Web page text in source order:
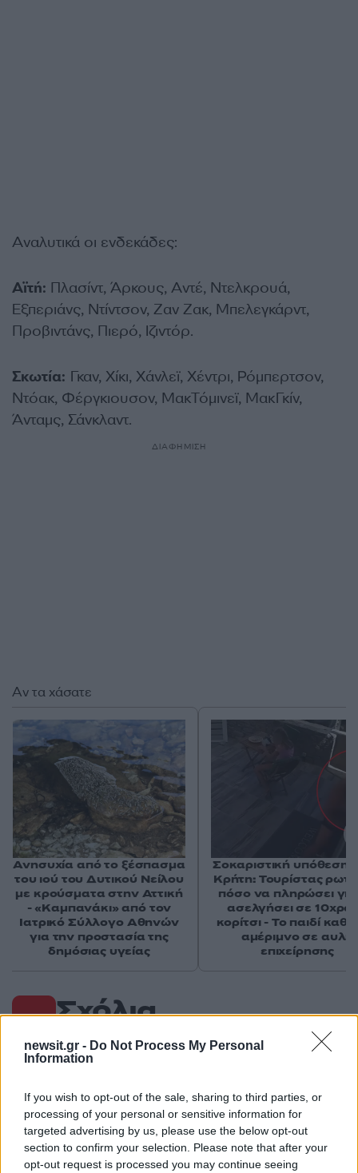
newsit.gr - Do Not Process My Personal
Information
If you wish to opt-out of the sale, sharing to third parties, or
processing of your personal or sensitive information for
targeted advertising by us, please use the below opt-out
section to confirm your selection. Please note that after your
opt-out request is processed you may continue seeing
Αναλυτικά οι ενδεκάδες:
Αϊτή: Πλασίντ, Άρκους, Αντέ, Ντελκρουά,
Εξπεριάνς, Ντίντσον, Ζαν Ζακ, Μπελεγκάρντ,
Προβιντάνς, Πιερό, Ιζιντόρ.
Σκωτία: Γκαν, Χίκι, Χάνλεϊ, Χέντρι, Ρόμπερτσον,
Ντόακ, Φέργκιουσον, ΜακΤόμινεϊ, ΜακΓκίν,
Άνταμς, Σάνκλαντ.
ΔΙΑΦΗΜΙΣΗ
Σχόλια
Σχολίασε εδώ
50 /50
Αν τα χάσατε
Ανησυχία από το ξέσπασμα
του ιού του Δυτικού Νείλου
με κρούσματα στην Αττική
- «Καμπανάκι» από τον
Ιατρικό Σύλλογο Αθηνών
για την προστασία της
δημόσιας υγείας
Σοκαριστική υπόθεση
Κρήτη: Τουρίστας
πόσο να πληρώσει
ασελγήσει σε
κορίτσι - Το παιδί
αμέριμνο σε αυλή
επιχείρησης